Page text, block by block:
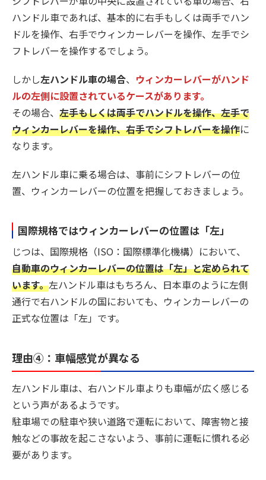
ハンドル車であれば、基本的に右手もしくは両手でハン
ドルを操作、右手でウィンカーレバーを操作、左手でシ
フトレバーを操作するでしょう。
しかし左ハンドル車の場合、 ウィンカーレバーがハンド
ルの左側に設置されているケースがあります。
その場合、 左手もしくは両手でハンドルを操作、左手で
ウィンカーレバーを操作、右手でシフトレバーを操作に
なります。
左ハンドル車に乗る場合は、事前にシフトレバーの位
置、ウィンカーレバーの位置を把握しておきましょう。
国際規格ではウィンカーレバーの位置は「左」
じつは、国際規格（ISO：国際標準化機構）において、
自動車のウィンカーレバーの位置は「左」と定められて
います。左ハンドル車はもちろん、日本車のように左側
通行で右ハンドルの国においても、ウィンカーレバーの
正式な位置は「左」です。
理由④：車幅感覚が異なる
左ハンドル車は、右ハンドル車よりも車幅が広く感じる
という声があるようです。
駐車場での駐車や狭い道路で運転において、障害物と接
触などの事故を起こさないよう、事前に運転に慣れる必
要があります。